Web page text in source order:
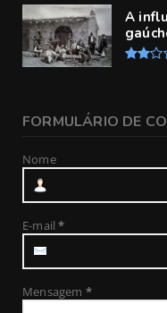
A
FORMULÁRIO DE
Nome
E-mail*
Mensagem *